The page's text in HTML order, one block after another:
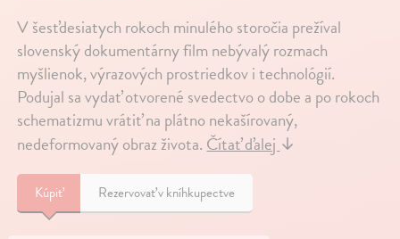
V šesťdesiatych rokoch minulého storočia prežíval
slovenský dokumentárny film nebývalý rozmach
myšlienok, výrazových prostriedkov i technológií.
Podujal sa vydať otvorené svedectvo o dobe a po rokoch
schematizmu vrátiť na plátno nekašírovaný,
nedeformovaný obraz života. Čítať ďalej ↓
Kúpiť Rezervovať v kníhkupectve